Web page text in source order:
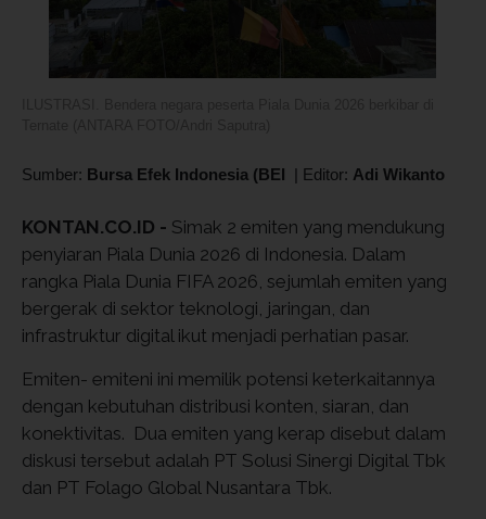
Sumber: Bursa Efek Indonesia (BEI | Editor: Adi Wikanto
KONTAN.CO.ID - Simak 2 emiten yang mendukung
penyiaran Piala Dunia 2026 di Indonesia. Dalam
rangka Piala Dunia FIFA 2026, sejumlah emiten yang
bergerak di sektor teknologi, jaringan, dan
infrastruktur digital ikut menjadi perhatian pasar.
Emiten- emiteni ini memilik potensi keterkaitannya
dengan kebutuhan distribusi konten, siaran, dan
konektivitas. Dua emiten yang kerap disebut dalam
diskusi tersebut adalah PT Solusi Sinergi Digital Tbk
dan PT Folago Global Nusantara Tbk.